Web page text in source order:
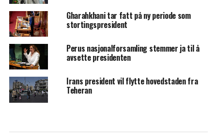
Gharahkhani tar fatt på ny periode som
stortingspresident
Perus nasjonalforsamling stemmer ja til å
avsette presidenten
Irans president vil flytte hovedstaden fra
Teheran